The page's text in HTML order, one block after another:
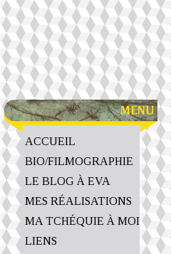
ACCUEIL
BIO/FILMOGRAPHIE
LE BLOG À EVA
MES RÉALISATIONS
MA TCHÉQUIE À MOI
LIENS